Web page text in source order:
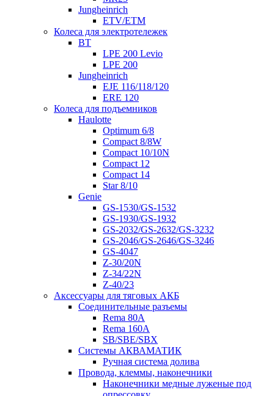
Jungheinrich
ETV/ETM
Колеса для электротележек
BT
LPE 200 Levio
LPE 200
Jungheinrich
EJE 116/118/120
ERE 120
Колеса для подъемников
Haulotte
Optimum 6/8
Compact 8/8W
Compact 10/10N
Compact 12
Compact 14
Star 8/10
Genie
GS-1530/GS-1532
GS-1930/GS-1932
GS-2032/GS-2632/GS-3232
GS-2046/GS-2646/GS-3246
GS-4047
Z-30/20N
Z-34/22N
Z-40/23
Аксессуары для тяговых АКБ
Соединительные разъемы
Rema 80A
Rema 160A
SB/SBE/SBX
Системы АКВАМАТИК
Ручная система долива
Провода, клеммы, наконечники
Наконечники медные луженые под